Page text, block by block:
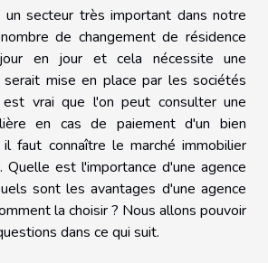
un secteur très important dans notre
de changement de résidence
en jour et cela nécessite une
serait mise en place par les sociétés
est vrai que l'on peut consulter une
en cas de paiement d'un bien
faut connaître le marché immobilier
Quelle est l'importance d'une agence
sont les avantages d'une agence
la choisir ? Nous allons pouvoir
dans ce qui suit.